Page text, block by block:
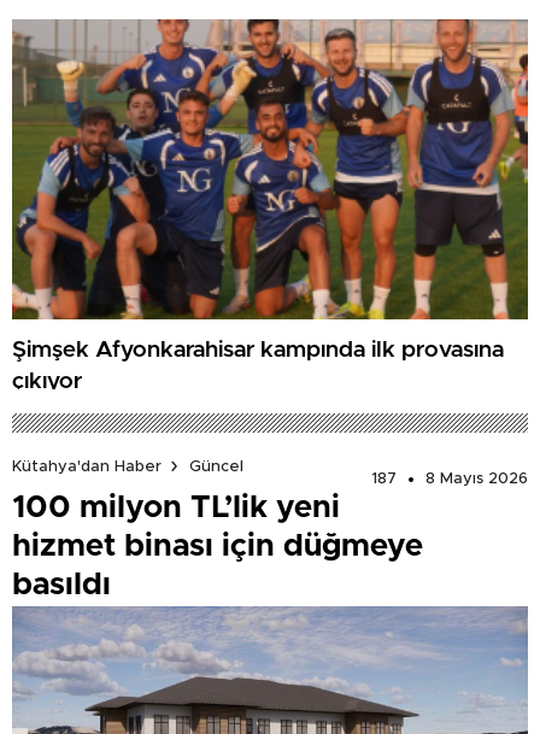
Şimşek Afyonkarahisar kampında ilk provasına
çıkıyor
Kütahya'dan Haber
Güncel
187
8 Mayıs 2026
100 milyon TL’lik yeni
hizmet binası için düğmeye
basıldı